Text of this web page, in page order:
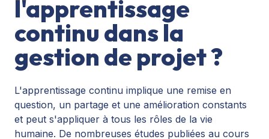
l'apprentissage
continu dans la
gestion de projet ?
L'apprentissage continu implique une remise en
question, un partage et une amélioration constants
et peut s'appliquer à tous les rôles de la vie
humaine. De nombreuses études publiées au cours